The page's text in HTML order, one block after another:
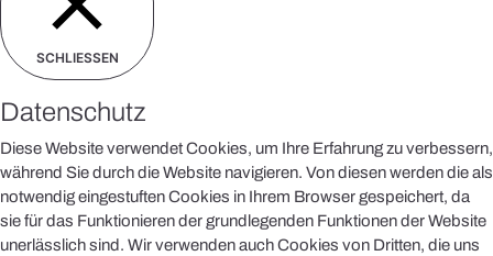
SCHLIESSEN
Datenschutz
Diese Website verwendet Cookies, um Ihre Erfahrung zu verbessern,
während Sie durch die Website navigieren. Von diesen werden die als
notwendig eingestuften Cookies in Ihrem Browser gespeichert, da
sie für das Funktionieren der grundlegenden Funktionen der Website
unerlässlich sind. Wir verwenden auch Cookies von Dritten, die uns